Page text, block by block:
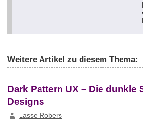
Weitere Artikel zu diesem Thema:
Dark Pattern UX – Die dunkle
Designs
Lasse Robers